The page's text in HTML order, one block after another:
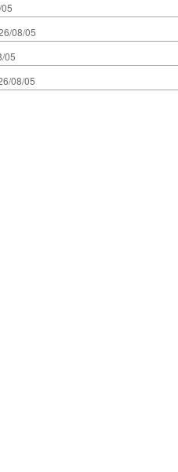
08/05
05
08/05